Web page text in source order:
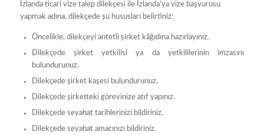
İzlanda ticari vize talep dilekçesi ile İzlanda’ya vize başvurusu
yapmak adına, dilekçede şu hususları belirtiniz:
Öncelikle, dilekçeyi antetli şirket kâğıdına hazırlayınız.
Dilekçede şirket yetkilisi ya da yetkililerinin imzasını
bulundurunuz.
Dilekçede şirket kaşesi bulundurunuz.
Dilekçede şirketteki görevinize atıf yapınız.
Dilekçede seyahat tarihlerinizi bildiriniz.
Dilekçede seyahat amacınızı bildiriniz.